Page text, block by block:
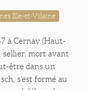
Ille-et-Vilaine
à Cernay (Haut-
sellier, mort avant
être dans un
s’est formé au